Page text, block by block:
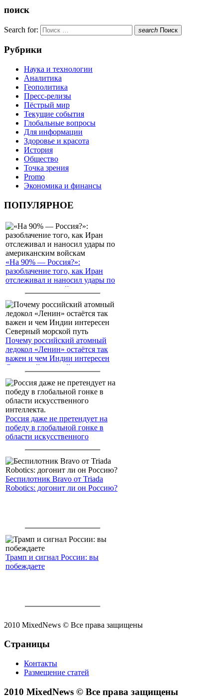
поиск
Search for: search Поиск
Рубрики
Наука и технологии
Аналитика
Геополитика
Пресс-релизы
Пёстрый мир
Текущие события
Глобальные вопросы
Для информации
Здоровье и красота
История
Общество
Точка зрения
Promo
Экономика и финансы
ПОПУЛЯРНОЕ
«На 90% — Россия?»:
разоблачение того, как Иран
отслеживал и наносил удары по
американским войскам
Почему российский атомный
ледокол «Ленин» остаётся так
важен и чем Индии интересен
Северный морской путь
Россия даже не претендует на
победу в глобальной гонке в
области искусственного
Беспилотник Bravo от Triada
Robotics: догонит ли он Россию?
Трамп и сигнал России: вы
побеждаете
2010 MixedNews © Все права защищены
Страницы
Контакты
Размещение статей
2010 MixedNews © Все права защищены